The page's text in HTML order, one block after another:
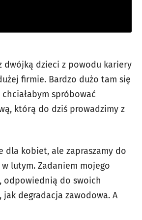
dwójką dzieci z powodu kariery
firmie. Bardzo dużo tam się
spróbować
którą do dziś prowadzimy z
kobiet, ale zapraszamy do
lutym. Zadaniem mojego
odpowiednią do swoich
degradacja zawodowa. A